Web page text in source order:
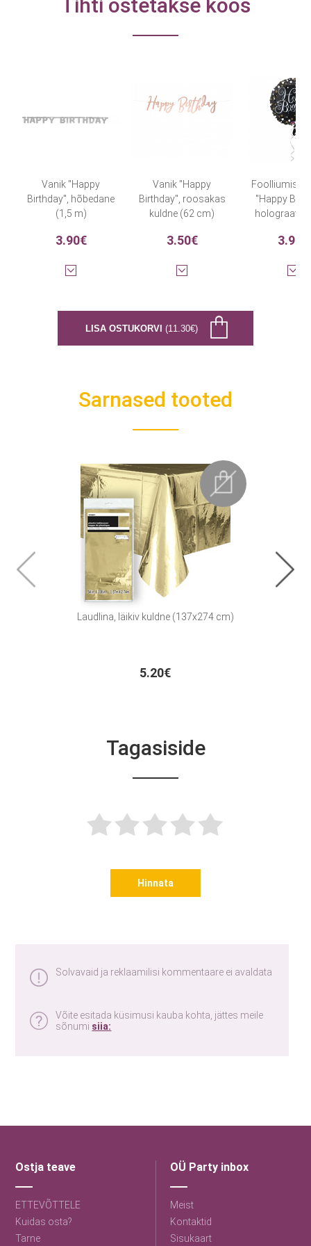
Tihti ostetakse koos
Vanik "Happy
Birthday", hõbedane
(1,5 m)
3.90€
Vanik "Happy
Birthday", roosakas
kuldne (62 cm)
3.50€
Foolliumist
"Happy
3.90€
LISA OSTUKORVI (11.30€)
Sarnased tooted
Laudlina, läikiv kuldne (137x274 cm)
5.20€
Tagasiside
Hinnata
Solvavaid ja reklaamilisi kommentaare ei avaldata
Võite esitada küsimusi kauba kohta, jättes meile
sõnumi siia:
Ostja teave
ETTEVÕTTELE
Kuidas osta?
Tarne
OÜ Party inbox
Meist
Kontaktid
Sisukaart